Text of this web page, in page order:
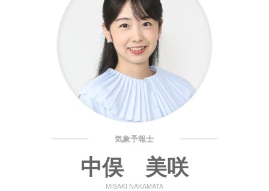
気象予報士
中俣 美咲
MISAKI NAKAMATA